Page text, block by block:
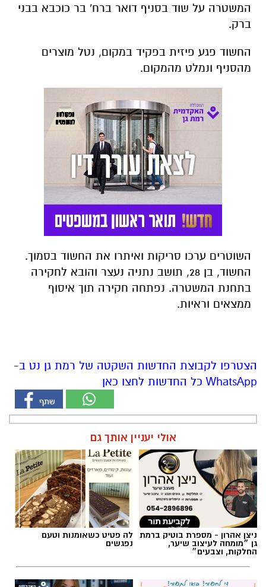
המשטרה על שוד בסניף דואר ברח' בר כוכבא בבני
ברק.
החשוד פגע פיזית בפקיד במקום, נטל מוצרים
מהסניף ונמלט מהמקום.
השוטרים ערכו סריקות ואיתרו את החשוד בסמוך.
החשוד, בן 28, תושב נתניה נעצר והובא לחקירה
בתחנת המשטרה. נפתחה חקירה תוך איסוף
ממצאים וראיות.
הצטרפו לקבוצת החדשות השקטה של רמת גן נט ב-
WhatsApp כל החדשות לחצו כאן
אולי יעניין אותך גם
ניצן אהרון - מספרת בוטיק ברמת
גן ״מומחה לעיצוב שיער,
החלקות, וצבעים״
לה פטיט כשאומנות וטעם
נפגשים